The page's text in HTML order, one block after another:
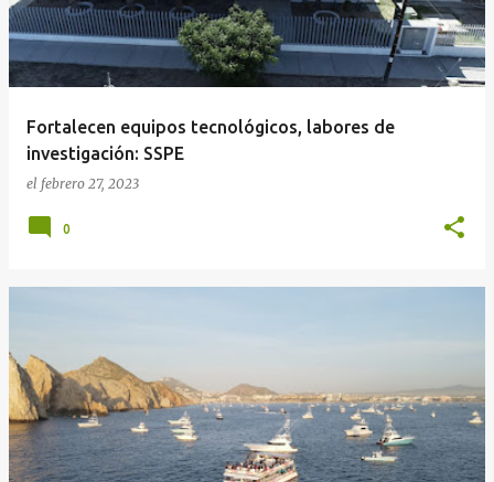
Fortalecen equipos tecnológicos, labores de
investigación: SSPE
el febrero 27, 2023
0